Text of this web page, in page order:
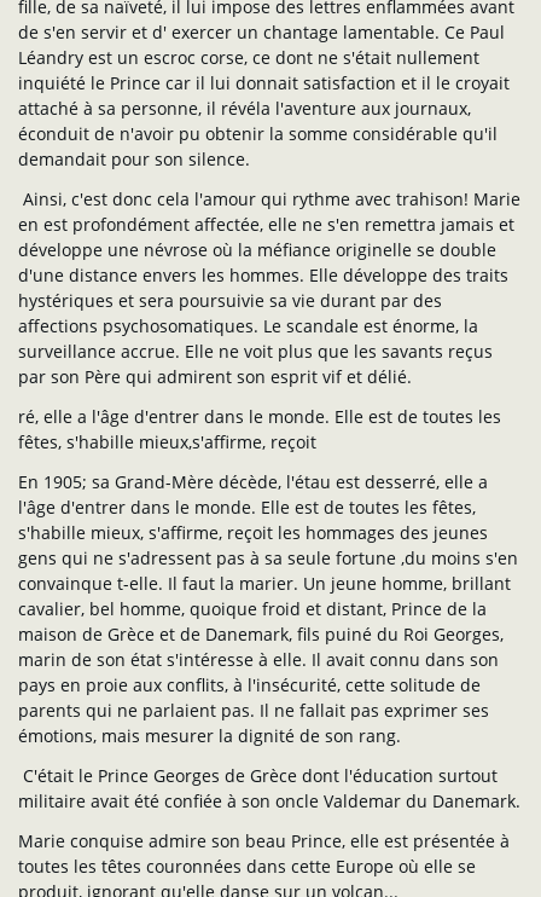
fille, de sa naïveté, il lui impose des lettres enflammées avant
de s'en servir et d' exercer un chantage lamentable. Ce Paul
Léandry est un escroc corse, ce dont ne s'était nullement
inquiété le Prince car il lui donnait satisfaction et il le croyait
attaché à sa personne, il révéla l'aventure aux journaux,
éconduit de n'avoir pu obtenir la somme considérable qu'il
demandait pour son silence.
Ainsi, c'est donc cela l'amour qui rythme avec trahison! Marie
en est profondément affectée, elle ne s'en remettra jamais et
développe une névrose où la méfiance originelle se double
d'une distance envers les hommes. Elle développe des traits
hystériques et sera poursuivie sa vie durant par des
affections psychosomatiques. Le scandale est énorme, la
surveillance accrue. Elle ne voit plus que les savants reçus
par son Père qui admirent son esprit vif et délié.
ré, elle a l'âge d'entrer dans le monde. Elle est de toutes les
fêtes, s'habille mieux,s'affirme, reçoit
En 1905; sa Grand-Mère décède, l'étau est desserré, elle a
l'âge d'entrer dans le monde. Elle est de toutes les fêtes,
s'habille mieux, s'affirme, reçoit les hommages des jeunes
gens qui ne s'adressent pas à sa seule fortune ,du moins s'en
convainque t-elle. Il faut la marier. Un jeune homme, brillant
cavalier, bel homme, quoique froid et distant, Prince de la
maison de Grèce et de Danemark, fils puiné du Roi Georges,
marin de son état s'intéresse à elle. Il avait connu dans son
pays en proie aux conflits, à l'insécurité, cette solitude de
parents qui ne parlaient pas. Il ne fallait pas exprimer ses
émotions, mais mesurer la dignité de son rang.
C'était le Prince Georges de Grèce dont l'éducation surtout
militaire avait été confiée à son oncle Valdemar du Danemark.
Marie conquise admire son beau Prince, elle est présentée à
toutes les têtes couronnées dans cette Europe où elle se
produit, ignorant qu'elle danse sur un volcan...